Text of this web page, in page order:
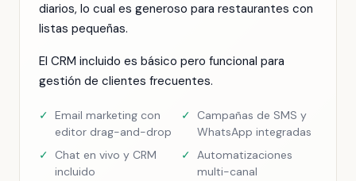
diarios, lo cual es generoso para restaurantes con
listas pequeñas.
El CRM incluido es básico pero funcional para
gestión de clientes frecuentes.
✓ Email marketing con
editor drag-and-drop
✓
Campañas de SMS y
WhatsApp integradas
✓
Chat en vivo y CRM
incluido
✓ Automatizaciones
multi-canal